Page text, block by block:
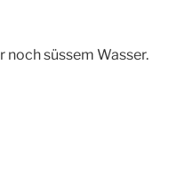
süssem Wasser.